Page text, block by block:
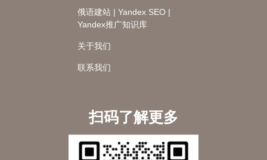
俄语建站 | Yandex SEO |
Yandex推广知识库
关于我们
联系我们
扫码了解更多